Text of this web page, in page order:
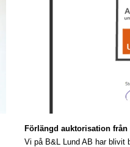
Förlängd auktorisation från
Vi på B&L Lund AB har blivit